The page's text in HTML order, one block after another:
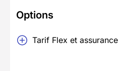
Options
Tarif Flex et assurance